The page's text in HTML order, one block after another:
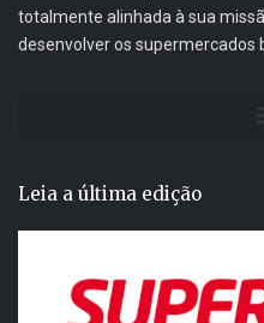
totalmente alinhada à sua
desenvolver os supermercados
Leia a última edição